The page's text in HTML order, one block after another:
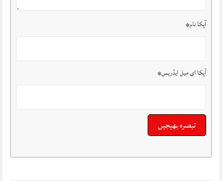
آپکا نام*
آپکا ای میل ایڈریس*